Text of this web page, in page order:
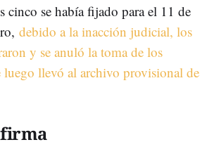
cinco se había fijado para el 11 de
debido a la inacción judicial, los
y se anuló la toma de los
llevó al archivo provisional de